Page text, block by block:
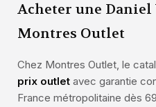
Acheter une
Montres Outlet
Chez Montres Outlet, le
prix outlet avec garantie
France métropolitaine dès